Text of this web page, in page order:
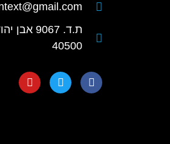
ת.ד. 9067
40500